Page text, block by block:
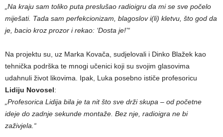
„Na kraju sam toliko puta preslušao radioigru da mi se sve počelo
miješati. Tada sam perfekcionizam, blagoslov i(li) kletvu, što god da
je, bacio kroz prozor i rekao: ‘Dosta je!’“
Na projektu su, uz Marka Kovača, sudjelovali i Dinko Blažek kao
tehnička podrška te mnogi učenici koji su svojim glasovima
udahnuli život likovima. Ipak, Luka posebno ističe profesoricu
Lidiju Novosel:
„Profesorica Lidija bila je ta nit što sve drži skupa – od početne
ideje do zadnje sekunde montaže. Bez nje, radioigra ne bi
zaživjela.“